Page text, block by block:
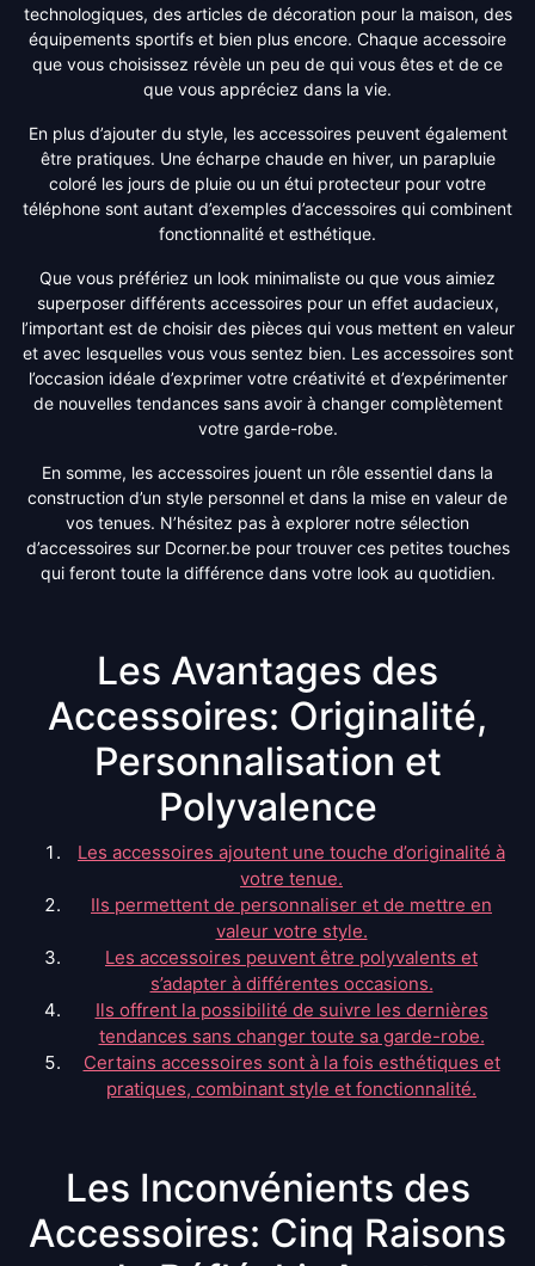
technologiques, des articles de décoration pour la maison, des
équipements sportifs et bien plus encore. Chaque accessoire
que vous choisissez révèle un peu de qui vous êtes et de ce
que vous appréciez dans la vie.
En plus d’ajouter du style, les accessoires peuvent également
être pratiques. Une écharpe chaude en hiver, un parapluie
coloré les jours de pluie ou un étui protecteur pour votre
téléphone sont autant d’exemples d’accessoires qui combinent
fonctionnalité et esthétique.
Que vous préfériez un look minimaliste ou que vous aimiez
superposer différents accessoires pour un effet audacieux,
l’important est de choisir des pièces qui vous mettent en valeur
et avec lesquelles vous vous sentez bien. Les accessoires sont
l’occasion idéale d’exprimer votre créativité et d’expérimenter
de nouvelles tendances sans avoir à changer complètement
votre garde-robe.
En somme, les accessoires jouent un rôle essentiel dans la
construction d’un style personnel et dans la mise en valeur de
vos tenues. N’hésitez pas à explorer notre sélection
d’accessoires sur Dcorner.be pour trouver ces petites touches
qui feront toute la différence dans votre look au quotidien.
Les Avantages des
Accessoires: Originalité,
Personnalisation et
Polyvalence
Les accessoires ajoutent une touche d’originalité à
votre tenue.
Ils permettent de personnaliser et de mettre en
valeur votre style.
Les accessoires peuvent être polyvalents et
s’adapter à différentes occasions.
Ils offrent la possibilité de suivre les dernières
tendances sans changer toute sa garde-robe.
Certains accessoires sont à la fois esthétiques et
pratiques, combinant style et fonctionnalité.
Les Inconvénients des
Accessoires: Cinq Raisons